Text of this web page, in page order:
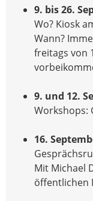
9. bis 26.
Wo? Kiosk
Wann?
freitags von
9. und 12.
Workshops:
16.
Mit Michael
öffentlichen